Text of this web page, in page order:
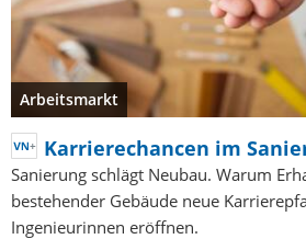
Arbeitsmarkt
Karrierechancen im
Sanierung schlägt Neubau. Warum
bestehender Gebäude neue
Ingenieurinnen eröffnen.